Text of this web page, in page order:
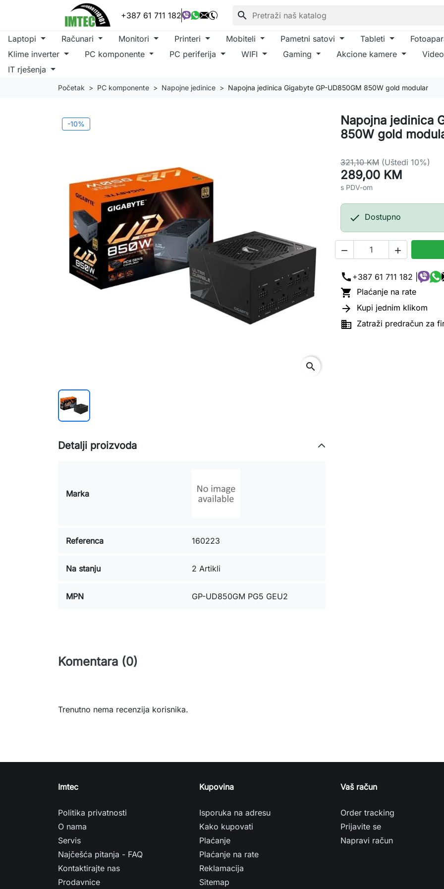
+387 61 711 182 search
Laptopi Računari Monitori Printeri Mobiteli Pametni satovi Tableti
Klime inverter
PC komponente PC periferija WIFI Gaming Akcione kamere
IT rješenja
Početak PC komponente Napojne jedinice Napojna jedinica Gigabyte GP-UD850GM 850W gold modular
-10%
search
Napojna jedinica
850W gold
321,10 KM (Uštedi 10%)
289,00 KM
s PDV-om
 Dostupno
 
call +387 61 711 182 |
 Plaćanje na rate
 Kupi jednim klikom
 Zatraži predračun za
Detalji proizvoda
Marka
Referenca 160223
Na stanju 2 Artikli
MPN GP-UD850GM PG5 GEU2
Komentara (0)
Trenutno nema recenzija korisnika.
Imtec
Politika privatnosti
O nama
Servis
Najčešća pitanja - FAQ
Kontaktirajte nas
Prodavnice
Kupovina
Isporuka na adresu
Kako kupovati
Plaćanje
Plaćanje na rate
Reklamacija
Sitemap
Vaš račun
Order tracking
Prijavite se
Napravi račun